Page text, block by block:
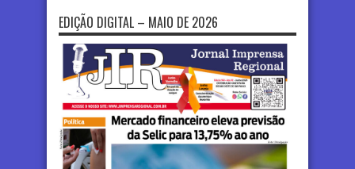
EDIÇÃO DIGITAL – MAIO DE 2026